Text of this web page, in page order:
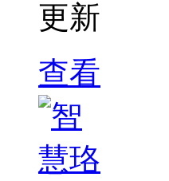
更新
查看